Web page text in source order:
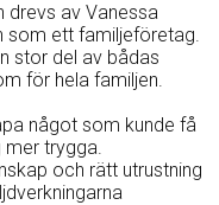
drevs av Vanessa
som ett familjeföretag.
stor del av bådas
för hela familjen.
något som kunde få
mer trygga.
och rätt utrustning